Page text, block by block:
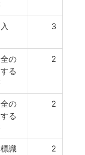
3
の
る
2
の
る
2
識
2